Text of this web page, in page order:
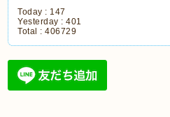
Today : 147
Yesterday :401
Total :406729